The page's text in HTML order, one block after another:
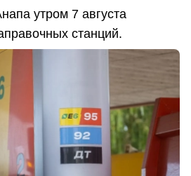
утром 7 августа
станций.